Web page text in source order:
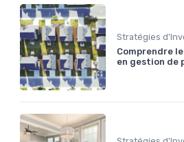
Comprendre
en gestion de